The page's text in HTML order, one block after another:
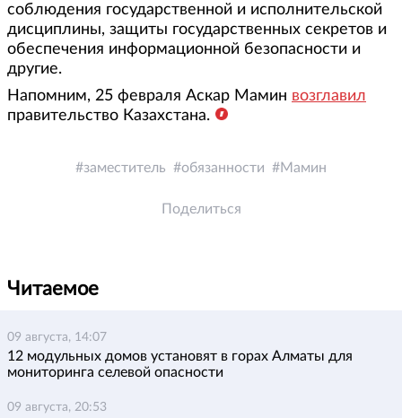
соблюдения государственной и исполнительской
дисциплины, защиты государственных секретов и
обеспечения информационной безопасности и
другие.
Напомним, 25 февраля Аскар Мамин возглавил
правительство Казахстана.
заместитель обязанности Мамин
Поделиться
Читаемое
09 августа, 14:07
12 модульных домов установят в горах Алматы для
мониторинга селевой опасности
09 августа, 20:53